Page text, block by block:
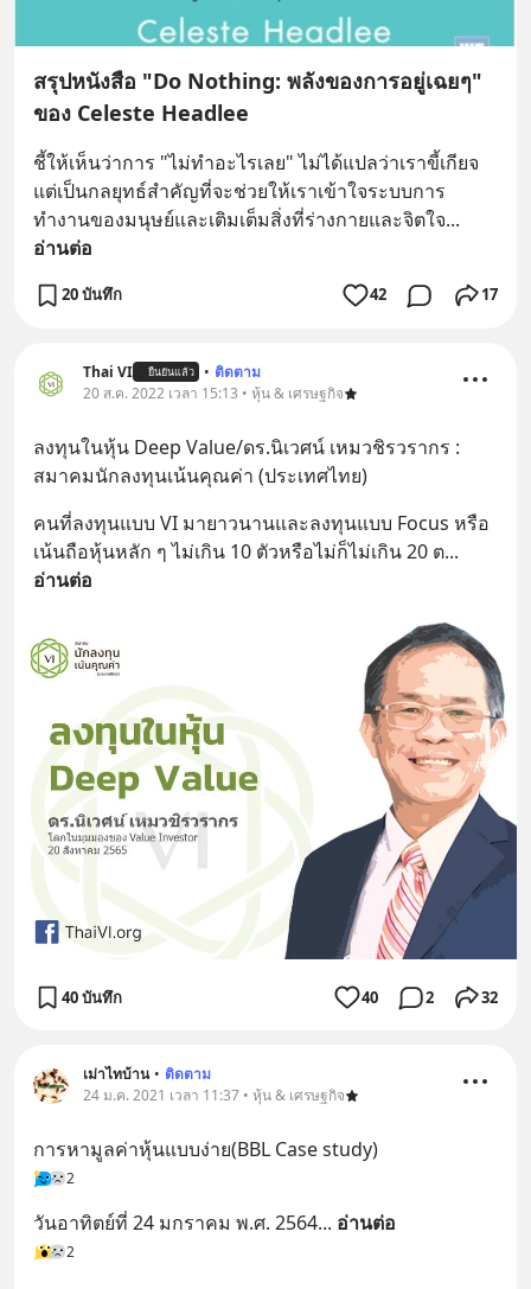
สรุปหนังสือ "Do Nothing: พลังของการอยู่เฉยๆ"
ของ Celeste Headlee
ชี้ให้เห็นว่าการ "ไม่ทำอะไรเลย" ไม่ได้แปลว่าเราขี้เกียจ
แต่เป็นกลยุทธ์สำคัญที่จะช่วยให้เราเข้าใจระบบการ
ทำงานของมนุษย์และเติมเต็มสิ่งที่ร่างกายและจิตใจ
อ่านต่อ
20 บันทึก 42 17
Thai VI ยืนยันแล้ว • ติดตาม
20 ส.ค. 2022 เวลา 15:13 • หุ้น & เศรษฐกิจ
ลงทุนในหุ้น Deep Value/ดร.นิเวศน์ เหมวชิรวรากร :
สมาคมนักลงทุนเน้นคุณค่า (ประเทศไทย)
คนที่ลงทุนแบบ VI มายาวนานและลงทุนแบบ Focus หรือ
เน้นถือหุ้นหลัก ๆ ไม่เกิน 10 ตัวหรือไม่ก็ไม่เกิน 20 ต
อ่านต่อ
40 บันทึก 40 2 32
เม่าไทบ้าน • ติดตาม
24 ม.ค. 2021 เวลา 11:37 • หุ้น & เศรษฐกิจ
การหามูลค่าหุ้นแบบง่าย(BBL Case study)
2
วันอาทิตย์ที่ 24 มกราคม พ.ศ. 2564... อ่านต่อ
2